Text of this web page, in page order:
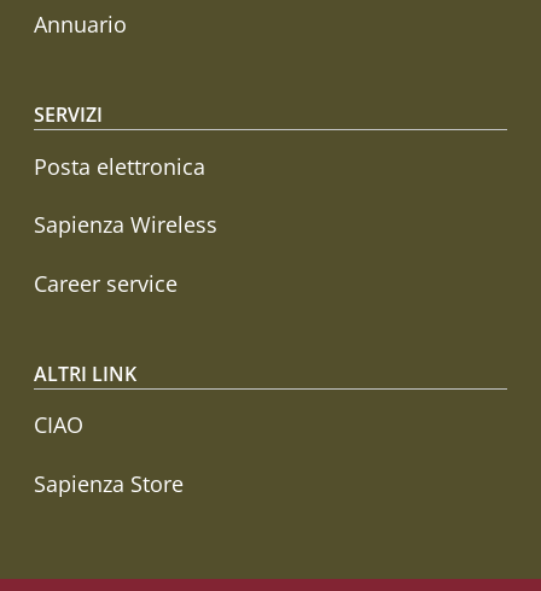
Annuario
SERVIZI
Posta elettronica
Sapienza Wireless
Career service
ALTRI LINK
CIAO
Sapienza Store